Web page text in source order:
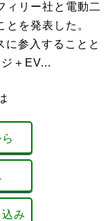
ィリー社と電動二
を発表した。
に参入することと
＋EV...
み